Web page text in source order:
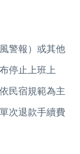
警報）或其他
停止上班上
民宿規範為主
次退款手續費